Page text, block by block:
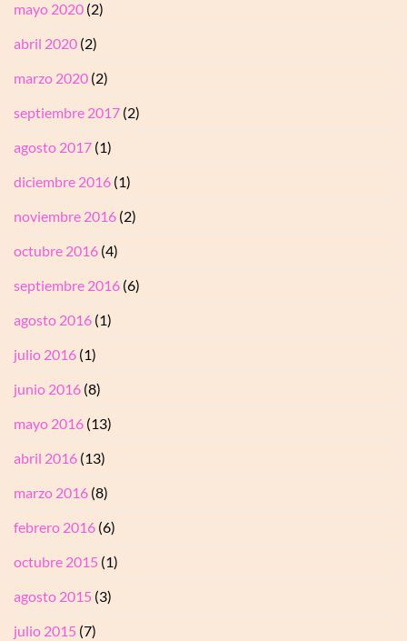
mayo 2020 (2)
abril 2020 (2)
marzo 2020 (2)
septiembre 2017 (2)
agosto 2017 (1)
diciembre 2016 (1)
noviembre 2016 (2)
octubre 2016 (4)
septiembre 2016 (6)
agosto 2016 (1)
julio 2016 (1)
junio 2016 (8)
mayo 2016 (13)
abril 2016 (13)
marzo 2016 (8)
febrero 2016 (6)
octubre 2015 (1)
agosto 2015 (3)
julio 2015 (7)